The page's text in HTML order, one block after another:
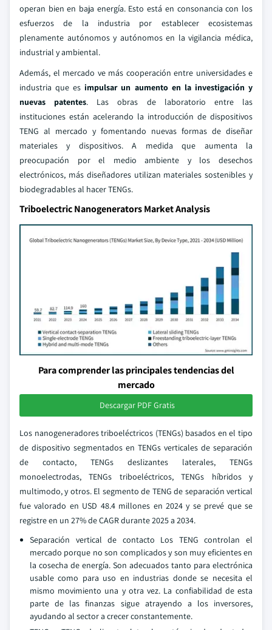
operan bien en baja energía. Esto está en consonancia con los
esfuerzos de la industria por establecer ecosistemas
plenamente autónomos y autónomos en la vigilancia médica,
industrial y ambiental.
Además, el mercado ve más cooperación entre universidades e
industria que es impulsar un aumento en la investigación y
nuevas patentes. Las obras de laboratorio entre las
instituciones están acelerando la introducción de dispositivos
TENG al mercado y fomentando nuevas formas de diseñar
materiales y dispositivos. A medida que aumenta la
preocupación por el medio ambiente y los desechos
electrónicos, más diseñadores utilizan materiales sostenibles y
biodegradables al hacer TENGs.
Triboelectric Nanogenerators Market Analysis
Para comprender las principales tendencias del
mercado
Descargar PDF Gratis
Los nanogeneradores triboeléctricos (TENGs) basados en el tipo
de dispositivo segmentados en TENGs verticales de separación
de contacto, TENGs deslizantes laterales, TENGs
monoelectrodas, TENGs triboeléctricos, TENGs híbridos y
multimodo, y otros. El segmento de TENG de separación vertical
fue valorado en USD 48.4 millones en 2024 y se prevé que se
registre en un 27% de CAGR durante 2025 a 2034.
Separación vertical de contacto Los TENG controlan el
mercado porque no son complicados y son muy eficientes en
la cosecha de energía. Son adecuados tanto para electrónica
usable como para uso en industrias donde se necesita el
mismo movimiento una y otra vez. La confiabilidad de esta
parte de las finanzas sigue atrayendo a los inversores,
ayudando al sector a crecer constantemente.